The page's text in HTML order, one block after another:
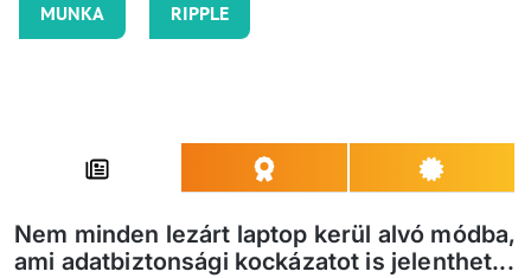
MUNKA RIPPLE
Nem minden lezárt laptop kerül alvó módba,
ami adatbiztonsági kockázatot is jelenthet...